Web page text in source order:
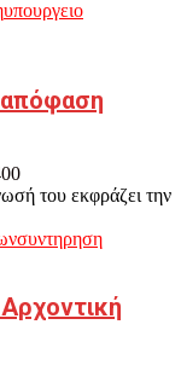
υπουργειο
απόφαση
του εκφράζει την
συντηρηση